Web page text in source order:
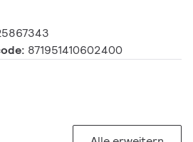
871951410602400